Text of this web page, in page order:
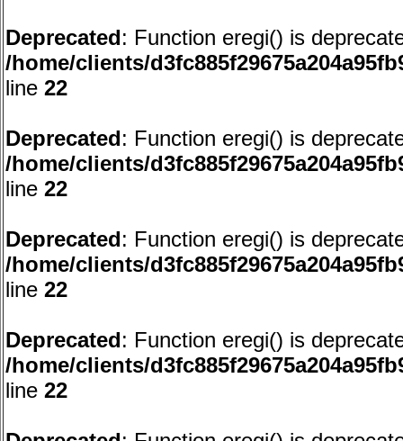
Deprecated: Function eregi() is
/home/clients/
line 22
Deprecated: Function eregi() is
/home/clients/
line 22
Deprecated: Function eregi() is
/home/clients/
line 22
Deprecated: Function eregi() is
/home/clients/
line 22